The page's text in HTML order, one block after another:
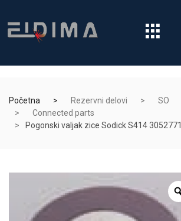
Početna Rezervni delovi
SO
Connected parts
Pogonski valjak zice Sodick S414 3052771